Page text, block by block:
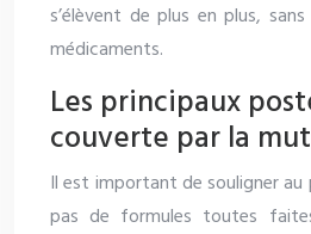
s’élèvent de plus en plus,
médicaments.
Les principaux
couverte par la
Il est important de souligner au
pas de formules toutes